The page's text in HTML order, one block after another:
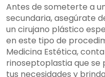
Antes de someterte a
secundaria, asegúrate
un cirujano plástico
en este tipo de
Medicina Estética,
rinoseptoplastia que
tus necesidades y